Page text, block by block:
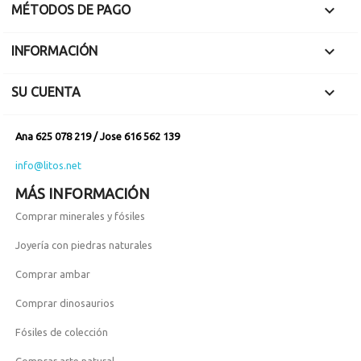
MÉTODOS DE PAGO 
INFORMACIÓN 
SU CUENTA 
Ana 625 078 219 / Jose 616 562 139
info@litos.net
MÁS INFORMACIÓN
Comprar minerales y fósiles
Joyería con piedras naturales
Comprar ambar
Comprar dinosaurios
Fósiles de colección